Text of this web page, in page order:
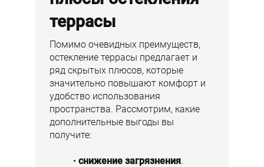
террасы
Помимо очевидных преимуществ,
остекление террасы предлагает и
ряд скрытых плюсов, которые
значительно повышают комфорт и
удобство использования
пространства. Рассмотрим, какие
дополнительные выгоды вы
получите:
снижение загрязнения.